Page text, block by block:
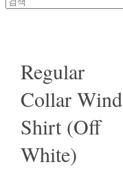
Regular
Collar Wind
Shirt (Off
White)